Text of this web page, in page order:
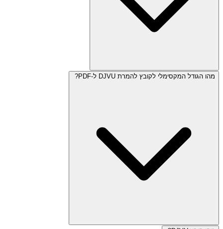
מהו הגודל המקסימלי לקובץ להמרת DJVU ל-PDF?